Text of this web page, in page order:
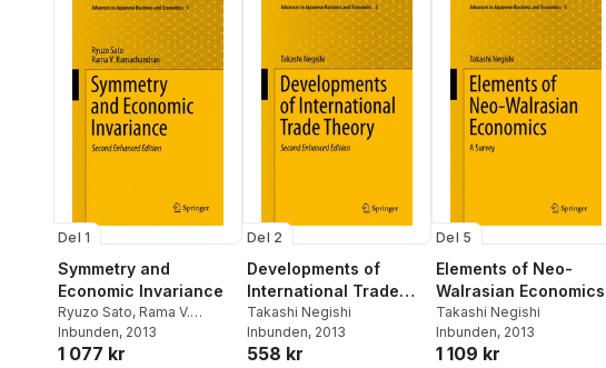
Del 1
Symmetry and
Economic Invariance
Ryuzo Sato, Rama V.
Ramachandran
Inbunden, 2013
1 077 kr
Del 2
Developments of
International Trade
Theory
Takashi Negishi
Inbunden, 2013
558 kr
Del 5
Elements of Neo-
Walrasian Economics
Takashi Negishi
Inbunden, 2013
1 109 kr